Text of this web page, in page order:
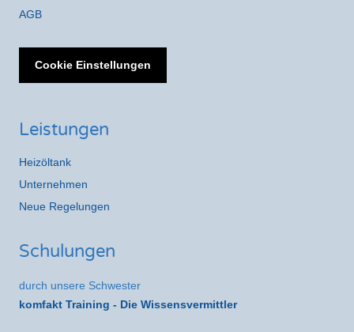
AGB
Cookie Einstellungen
Leistungen
Heizöltank
Unternehmen
Neue Regelungen
Schulungen
durch unsere Schwester
komfakt Training - Die Wissensvermittler